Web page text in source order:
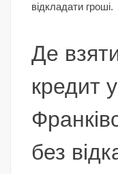
відкладати гроші.
Де
кредит
без